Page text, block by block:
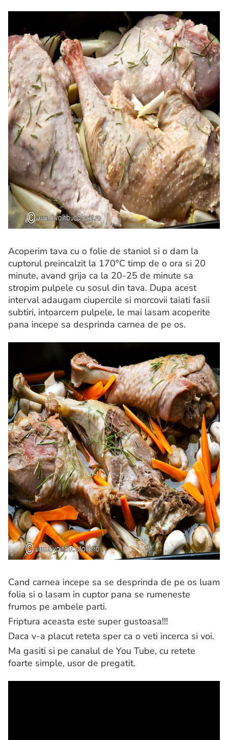
Acoperim tava cu o folie de staniol si o dam la
cuptorul preincalzit la 170°C timp de o ora si 20
minute, avand grija ca la 20-25 de minute sa
stropim pulpele cu sosul din tava. Dupa acest
interval adaugam ciupercile si morcovii taiati fasii
subtiri, intoarcem pulpele, le mai lasam acoperite
pana incepe sa desprinda carnea de pe os.
Cand carnea incepe sa se desprinda de pe os luam
folia si o lasam in cuptor pana se rumeneste
frumos pe ambele parti.
Friptura aceasta este super gustoasa!!!
Daca v-a placut reteta sper ca o veti incerca si voi.
Ma gasiti si pe canalul de You Tube, cu retete
foarte simple, usor de pregatit.